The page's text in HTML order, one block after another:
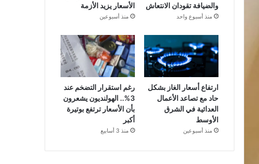
والضيافة تقودان الانتعاش
منذ أسبوع واحد
الأسعار يزيد الأزمة
منذ أسبوعين
ارتفاع أسعار الغاز بشكل
حاد مع تصاعد الأعمال
العدائية في الشرق
الأوسط
منذ أسبوعين
رغم استقرار التضخم عند
3%.. الهولنديون يشعرون
بأن الأسعار ترتفع بوتيرة
أكبر
منذ 3 أسابيع